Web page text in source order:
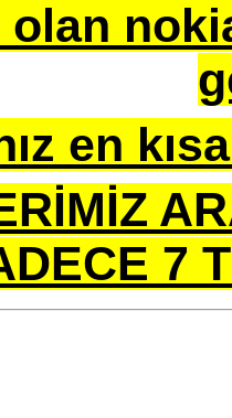
olan
en
7